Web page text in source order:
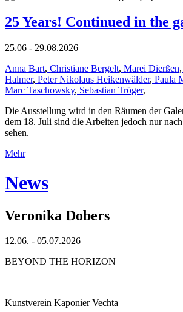
25 Years! Continued in the
25.06 - 29.08.2026
Anna Bart, Christiane Bergelt, Marei Dierßen,
Halmer, Peter Nikolaus Heikenwälder, Paula
Marc Taschowsky, Sebastian Tröger,
Die Ausstellung wird in den Räumen der
dem 18. Juli sind die Arbeiten jedoch nur
sehen.
Mehr
News
Veronika Dobers
12.06. - 05.07.2026
BEYOND THE HORIZON
Kunstverein Kaponier Vechta